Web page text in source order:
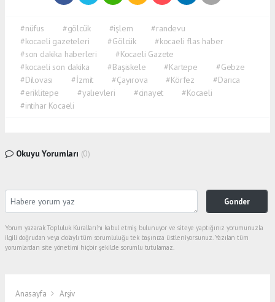
#nüfus #gölcük #işlem
#randevu
#kocaeli gazeteleri
#Gölcük
#kocaeli flas haber
#son dakika haberleri
#Kocaeli Gazete
#kocaeli son dakika
#Başiskele #Kartepe
#Gebze
#Dilovası
#İzmit #Çayırova #Körfez
#Darıca
#eriklitepe
#yalıevleri #cinayet
#Kocaeli
#intihar Kocaeli
Okuyu Yorumları (0)
Gonder
Yorum yazarak Topluluk Kuralları’nı kabul etmiş bulunuyor ve siteye yaptığınız yorumunuzla
ilgili doğrudan veya dolaylı tüm sorumluluğu tek başınıza üstleniyorsunuz. Yazılan tüm
yorumlardan site yönetimi hiçbir şekilde sorumlu tutulamaz.
Anasayfa Arşiv